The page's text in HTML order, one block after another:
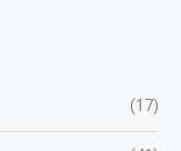
(17)